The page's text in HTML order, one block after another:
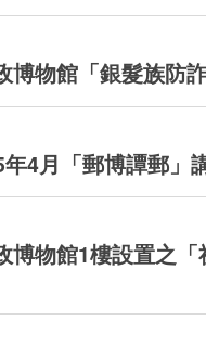
博物館「銀髮族防
年4月「郵博譚郵」
博物館1樓設置之